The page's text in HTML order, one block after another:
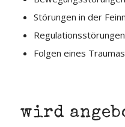
Störungen in der
Folgen eines
wird